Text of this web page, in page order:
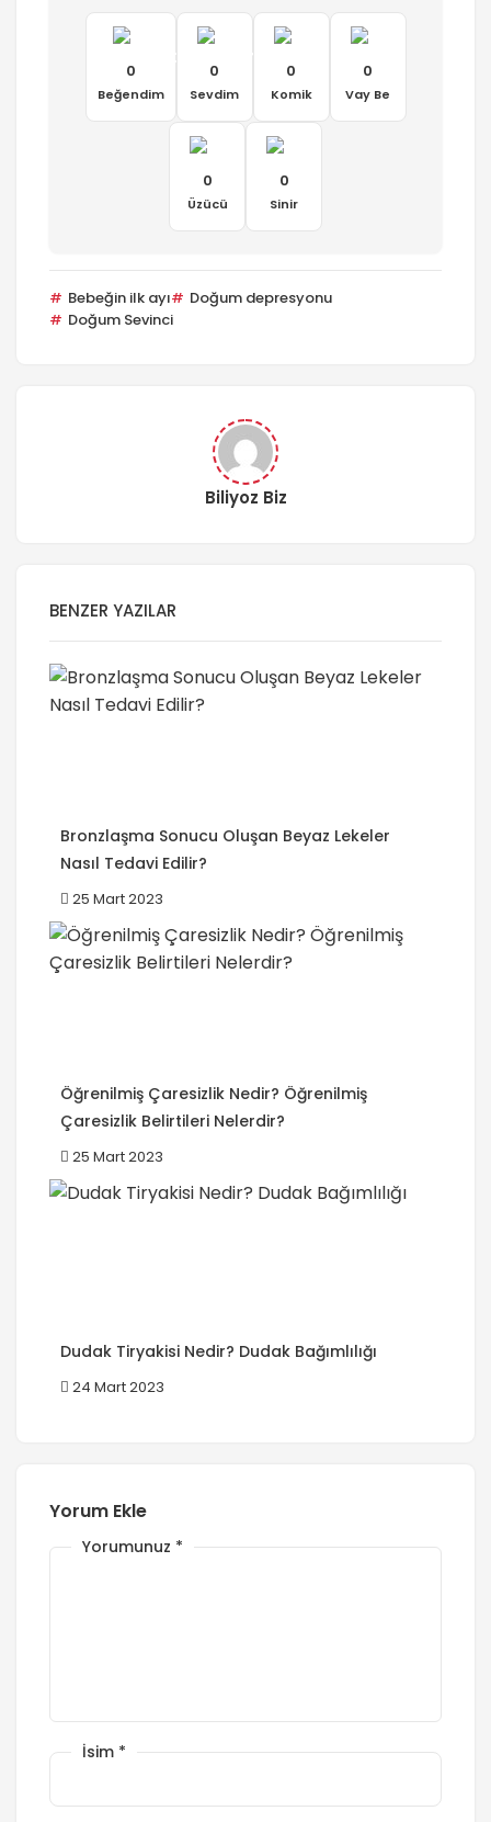
0
Beğendim
0
Sevdim
0
Komik
0
Vay Be
0
Üzücü
0
Sinir
Bebeğin ilk ayı
Doğum depresyonu
Doğum Sevinci
Biliyoz Biz
BENZER YAZILAR
Bronzlaşma Sonucu Oluşan Beyaz Lekeler
Nasıl Tedavi Edilir?
25 Mart 2023
Öğrenilmiş Çaresizlik Nedir? Öğrenilmiş
Çaresizlik Belirtileri Nelerdir?
25 Mart 2023
Dudak Tiryakisi Nedir? Dudak Bağımlılığı
24 Mart 2023
Yorum Ekle
Yorumunuz *
İsim *